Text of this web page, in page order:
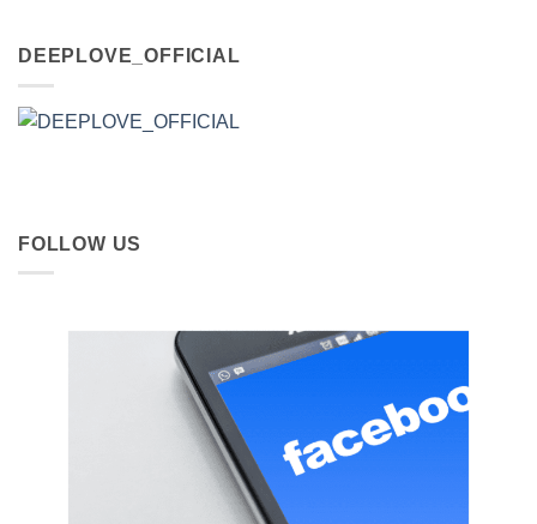
DEEPLOVE_OFFICIAL
FOLLOW US